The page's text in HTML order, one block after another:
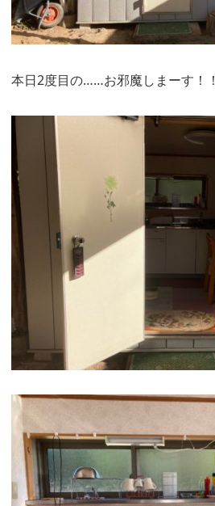
本日2度目の……お邪魔しまーす！！